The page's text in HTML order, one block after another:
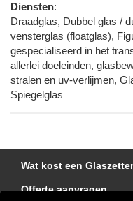
Diensten:
Draadglas, Dubbel glas /
vensterglas (floatglas),
gespecialiseerd in het
allerlei doeleinden,
stralen en uv-verlijmen,
Spiegelglas
Wat kost een
Offerte aanvragen